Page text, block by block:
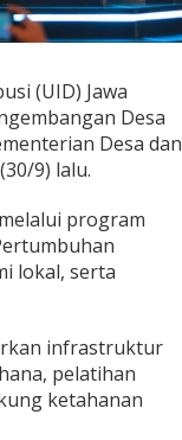
(UID) Jawa
Desa
Desa dan
9) lalu.
program
lokal, serta
infrastruktur
pelatihan
ketahanan